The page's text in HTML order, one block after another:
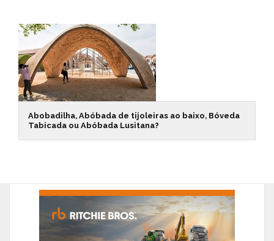
Abobadilha, Abóbada de tijoleiras ao baixo, Bóveda
Tabicada ou Abóbada Lusitana?